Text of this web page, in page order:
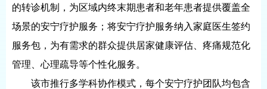
的转诊机制，为区域内终末期患者和老年患者提供覆盖全
场景的安宁疗护服务；将安宁疗护服务纳入家庭医生签约
服务包，为有需求的群众提供居家健康评估、疼痛规范化
管理、心理疏导等个性化服务。
该市推行多学科协作模式，每个安宁疗护团队均包含